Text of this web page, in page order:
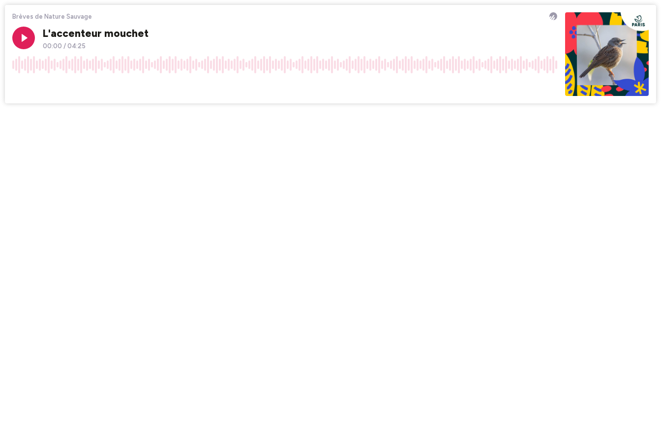
Brèves de Nature Sauvage
L'accenteur mouchet
00:00 /04:25